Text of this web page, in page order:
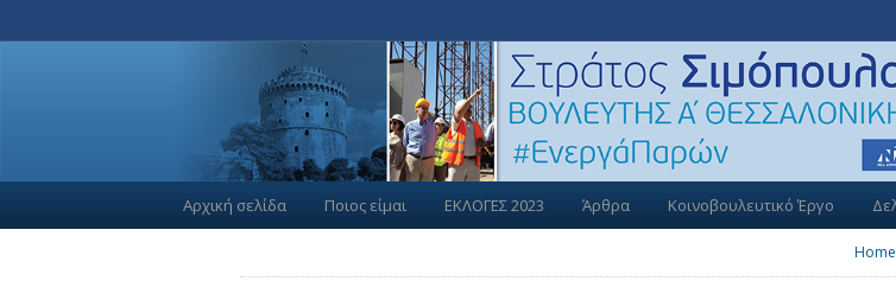
Αρχική σελίδα Ποιος είμαι ΕΚΛΟΓΕΣ 2023 Άρθρα Κοινοβουλευτικό Έργο
Home